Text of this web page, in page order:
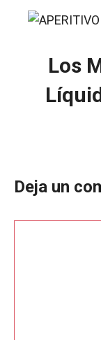
Los
Deja un